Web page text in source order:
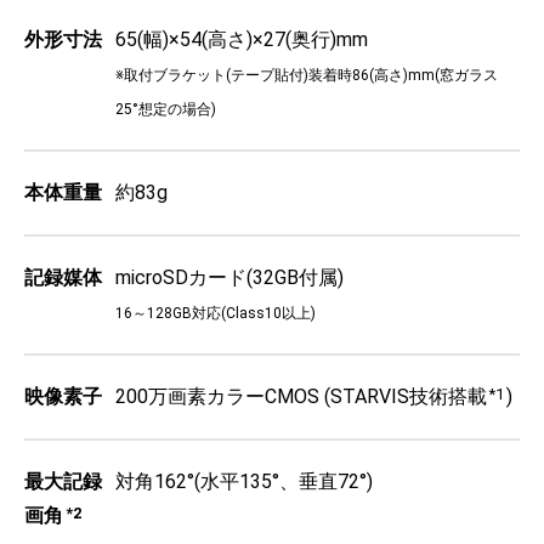
外形寸法 65(幅)×54(高さ)×27(奥行)mm
※取付ブラケット(テープ貼付)装着時86(高さ)mm(窓ガラス
25°想定の場合)
本体重量 約83g
記録媒体 microSDカード(32GB付属)
16～128GB対応(Class10以上)
映像素子 200万画素カラーCMOS (STARVIS技術搭載*1 )
最大記録
画角 *2
対角162°(水平135°、垂直72°)